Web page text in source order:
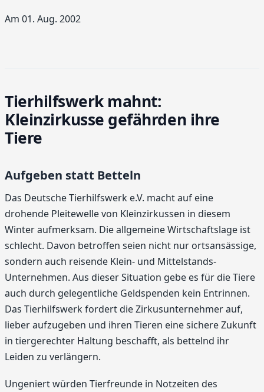
Am 01. Aug. 2002
Tierhilfswerk mahnt:
Kleinzirkusse gefährden ihre
Tiere
Aufgeben statt Betteln
Das Deutsche Tierhilfswerk e.V. macht auf eine
drohende Pleitewelle von Kleinzirkussen in diesem
Winter aufmerksam. Die allgemeine Wirtschaftslage ist
schlecht. Davon betroffen seien nicht nur ortsansässige,
sondern auch reisende Klein- und Mittelstands-
Unternehmen. Aus dieser Situation gebe es für die Tiere
auch durch gelegentliche Geldspenden kein Entrinnen.
Das Tierhilfswerk fordert die Zirkusunternehmer auf,
lieber aufzugeben und ihren Tieren eine sichere Zukunft
in tiergerechter Haltung beschafft, als bettelnd ihr
Leiden zu verlängern.
Ungeniert würden Tierfreunde in Notzeiten des